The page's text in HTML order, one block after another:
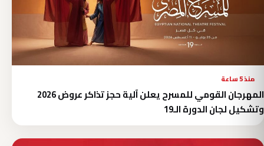
منذ 5 ساعة
المهرجان القومي للمسرح يعلن آلية حجز تذاكر عروض 2026
وتشكيل لجان الدورة الـ19